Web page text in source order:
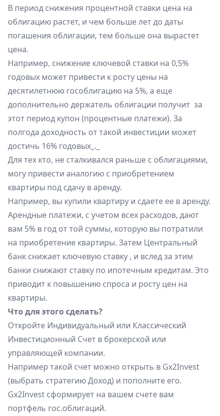
В период снижения процентной ставки цена на
облигацию растет, и чем больше лет до даты
погашения облигации, тем больше она вырастет
цена.
Например, снижение ключевой ставки на 0,5%
годовых может привести к росту цены на
десятилетнюю гособлигацию на 5%, а еще
дополнительно держатель облигации получит ​ за
этот период купон (процентные платежи). За
полгода доходность от такой инвестиции может
достичь 16% годовых_._
Для тех кто, не сталкивался раньше с облигациями,
могу привести аналогию с приобретением
квартиры под сдачу в аренду.
Например, вы купили квартиру и сдаете ее в аренду.
Арендные платежи, с учетом всех расходов, дают
вам 5% в год от той суммы, которую вы потратили
на приобретение квартиры. Затем Центральный
банк снижает ключевую ставку , и вслед за этим
банки снижают ставку по ипотечным кредитам. Это
приводит к повышению спроса и росту цен на
квартиры.
Что для этого сделать?
Откройте Индивидуальный или Классический
Инвестиционный Счет в брокерской или
управляющей компании.
Например такой счет можно открыть в Gx2Invest
(выбрать стратегию Доход) и пополните его.
Gx2Invest сформирует на вашем счете вам
портфель гос.облигаций.